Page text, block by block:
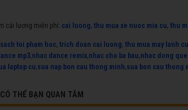
cải lương miễn phí: cai luong, thu mua xe nuoc mia cu, thu
sach toi pham hoc, trich doan cai luong, thu mua may lanh cu
mp3,nhac dance remix,nhac cho ba bau,nhac dong
laptop cu,sua nap bon cau thong minh,sua bon cau thong
THỂ BẠN QUAN TÂM